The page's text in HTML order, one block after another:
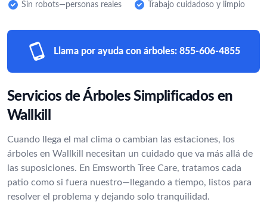
Sin robots—personas reales Trabajo cuidadoso y limpio
Llama por ayuda con árboles: 855-606-4855
Servicios de Árboles Simplificados en
Wallkill
Cuando llega el mal clima o cambian las estaciones, los
árboles en Wallkill necesitan un cuidado que va más allá de
las suposiciones. En Emsworth Tree Care, tratamos cada
patio como si fuera nuestro—llegando a tiempo, listos para
resolver el problema y dejando solo tranquilidad.